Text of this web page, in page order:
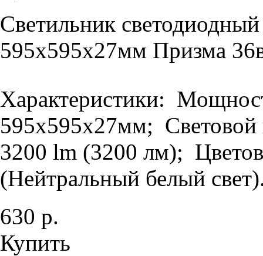
Светильник
595х595х27мм Призма
Характеристики:
595х595х27мм; Световой
3200 lm (3200 лм);
(Нейтральный белый
630 р.
Купить